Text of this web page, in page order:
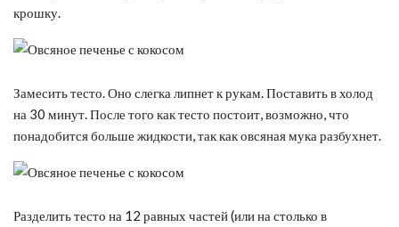
крошку.
Замесить тесто. Оно слегка липнет к рукам. Поставить в холод
на 30 минут. После того как тесто постоит, возможно, что
понадобится больше жидкости, так как овсяная мука разбухнет.
Разделить тесто на 12 равных частей (или на столько в